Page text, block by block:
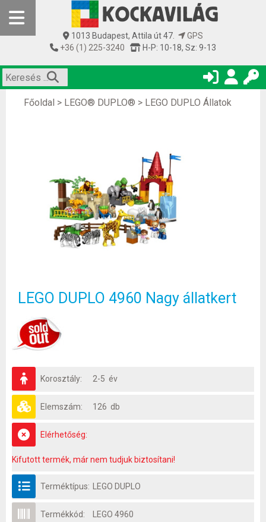
1013 Budapest, Attila út 47.
GPS
+36 (1) 225-3240
H-P: 10-18, Sz: 9-13
Főoldal > LEGO® DUPLO® > LEGO DUPLO Állatok
LEGO DUPLO 4960 Nagy állatkert
Korosztály: 2-5 év
Elemszám: 126 db
Elérhetőség:
Kifutott termék, már nem tudjuk biztosítani!
Terméktípus: LEGO DUPLO
Termékkód: LEGO 4960